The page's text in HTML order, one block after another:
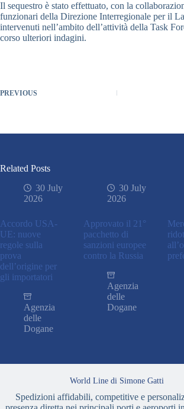
Il sequestro è stato effettuato, con la
funzionari della Direzione Interregionale per il
intervenuti nell’ambito dell’attività della Task
corso ulteriori indagini.
PREVIOUS
Related Posts
30 July
2026
Accordo USA-
UE: nuove
regole sulla
prova
dell’origine per
gli importatori
Agenzia
delle
Dogane
30 July
2026
Approvato il 21°
pacchetto di
sanzioni europee
contro la Russia
Agenzia
delle
Dogane
World Line di Simone Gatti
Spedizioni affidabili, competitive e